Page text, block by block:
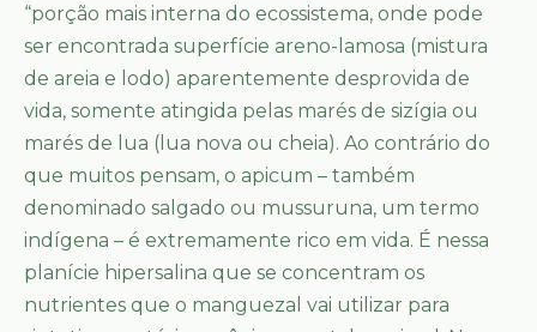
“porção mais interna do ecossistema, onde pode
ser encontrada superfície areno-lamosa (mistura
de areia e lodo) aparentemente desprovida de
vida, somente atingida pelas marés de sizígia ou
marés de lua (lua nova ou cheia). Ao contrário do
que muitos pensam, o apicum – também
denominado salgado ou mussuruna, um termo
indígena – é extremamente rico em vida. É nessa
planície hipersalina que se concentram os
nutrientes que o manguezal vai utilizar para